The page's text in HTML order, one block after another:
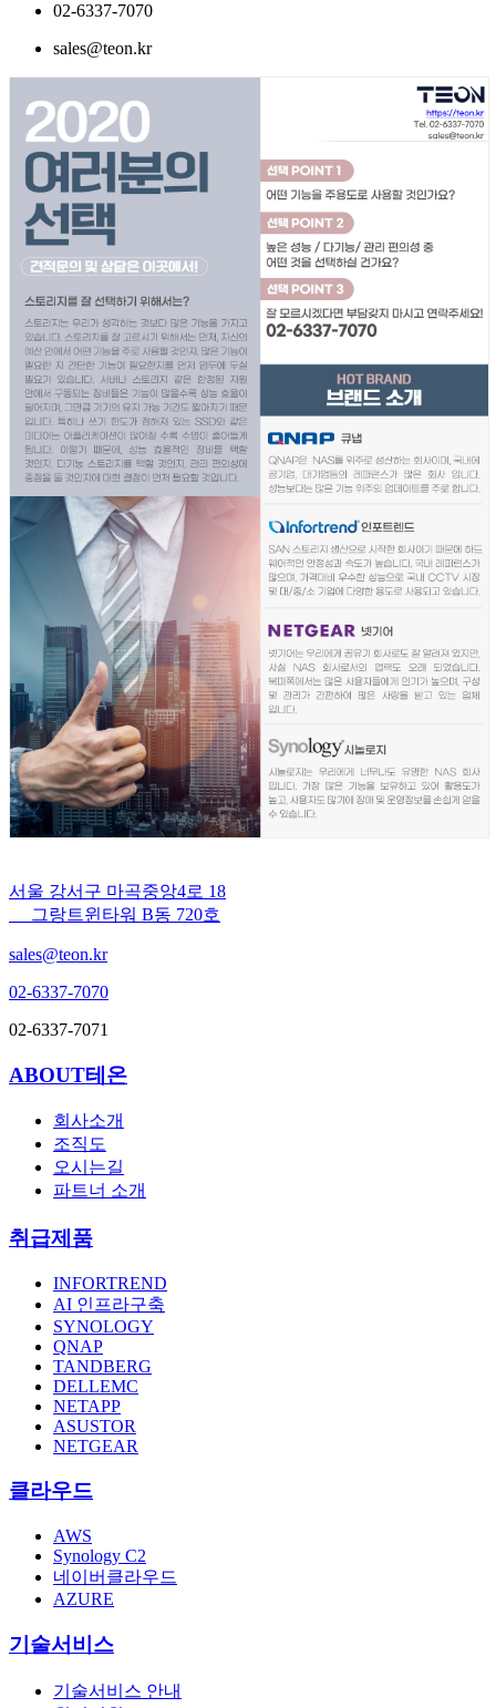
02-6337-7070
sales@teon.kr
서울 강서구 마곡중앙4로 18
그랑트윈타워 B동 720호
sales@teon.kr
02-6337-7070
02-6337-7071
ABOUT테온
회사소개
조직도
오시는길
파트너 소개
취급제품
INFORTREND
AI 인프라구축
SYNOLOGY
QNAP
TANDBERG
DELLEMC
NETAPP
ASUSTOR
NETGEAR
클라우드
AWS
Synology C2
네이버클라우드
AZURE
기술서비스
기술서비스 안내